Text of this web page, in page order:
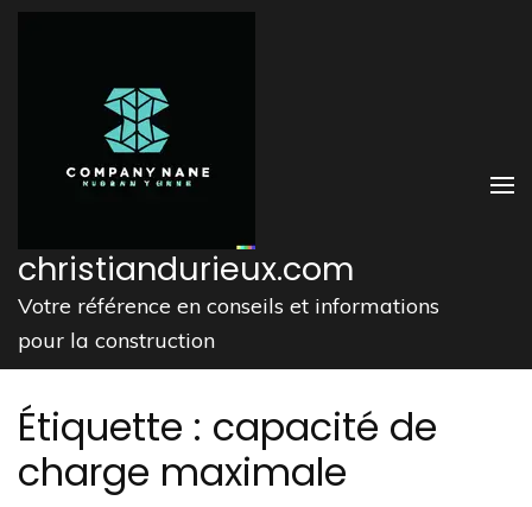
Aller
christiandurieux.com
Votre référence en conseils et informations
pour la construction
Étiquette : capacité de
charge maximale